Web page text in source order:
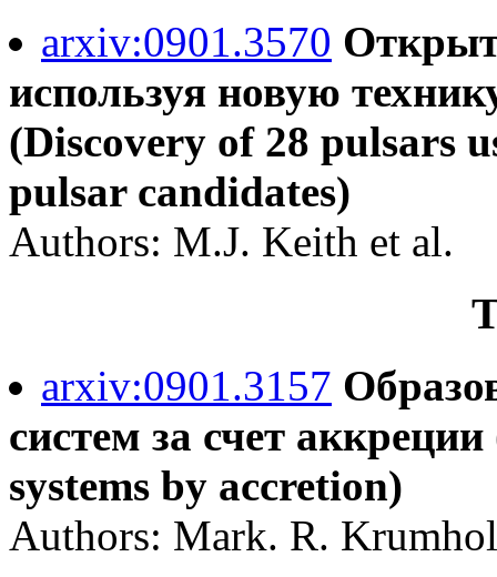
arxiv:0901.3570
используя новую
(Discovery of 28 pulsars
pulsar candidates)
Authors: M.J. Keith et al.
arxiv:0901.3157
систем за счет
systems by accretion)
Authors: Mark. R.